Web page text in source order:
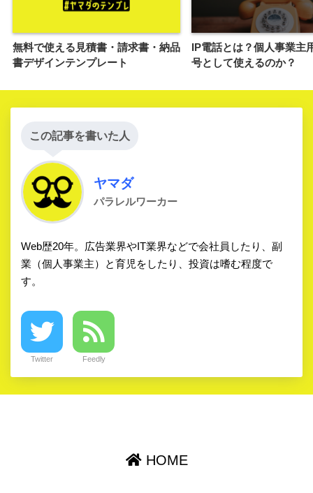
無料で使える見積書・請求書・納品
書デザインテンプレート
IP電話とは？個人事業主
号として使えるのか？
この記事を書いた人
ヤマダ
パラレルワーカー
Web歴20年。広告業界やIT業界などで会社員したり、副
業（個人事業主）と育児をしたり、投資は嗜む程度で
す。
Twitter Feedly
HOME